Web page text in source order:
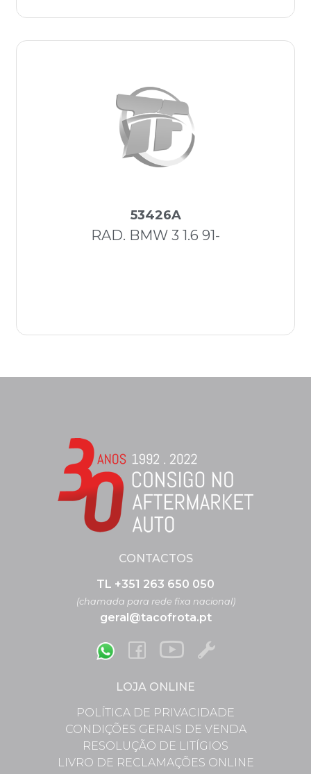
53426A
RAD. BMW 3 1.6 91-
CONTACTOS
TL +351 263 650 050
(chamada para rede fixa nacional)
geral@tacofrota.pt
LOJA ONLINE
POLÍTICA DE PRIVACIDADE
CONDIÇÕES GERAIS DE VENDA
RESOLUÇÃO DE LITÍGIOS
LIVRO DE RECLAMAÇÕES ONLINE